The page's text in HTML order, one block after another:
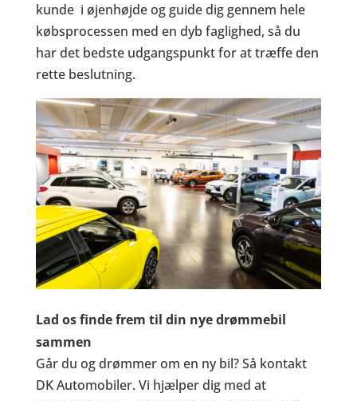
kunde i øjenhøjde og guide dig gennem hele
købsprocessen med en dyb faglighed, så du
har det bedste udgangspunkt for at træffe den
rette beslutning.
Lad os finde frem til din nye drømmebil
sammen
Går du og drømmer om en ny bil? Så kontakt
DK Automobiler. Vi hjælper dig med at